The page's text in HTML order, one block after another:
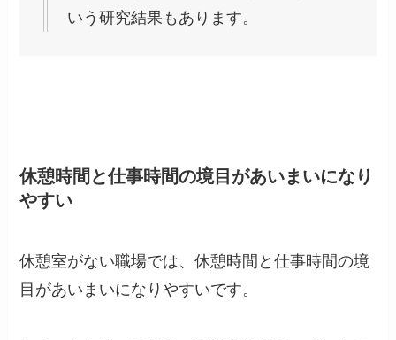
いう研究結果もあります。
休憩時間と仕事時間の境目があいまいになり
やすい
休憩室がない職場では、休憩時間と仕事時間の境
目があいまいになりやすいです。